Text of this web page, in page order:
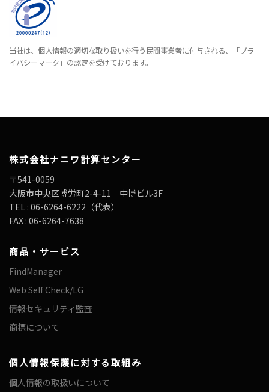
当社は、個人情報の適切な取り扱いを行う民間事業者に付与される、「プラ
イバシーマーク」の認定を受けております。
株式会社ナニワ計算センター
〒541-0059
大阪市中央区博労町2-4-11 中博ビル3F
TEL : 06-6264-6222（代表）
FAX : 06-6264-7638
商品・サービス
FindManager
Web Self Check/LG
情報セキュリティ監査
商標について
個人情報保護に対する取組み
個人情報の取扱いについて